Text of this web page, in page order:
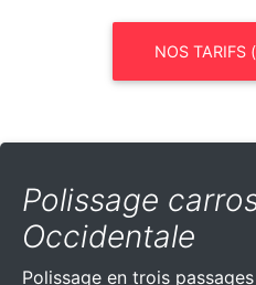
NOS TARIFS
Polissage
Occidentale
Polissage en trois